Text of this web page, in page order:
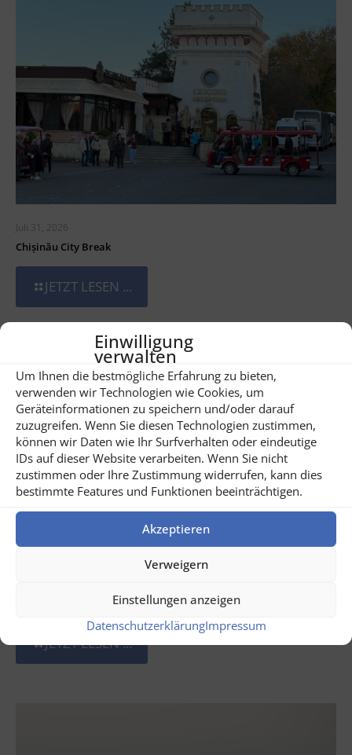
Einwilligung
verwalten
Um Ihnen die bestmögliche Erfahrung zu bieten,
verwenden wir Technologien wie Cookies, um
Geräteinformationen zu speichern und/oder darauf
zuzugreifen. Wenn Sie diesen Technologien zustimmen,
können wir Daten wie Ihr Surfverhalten oder eindeutige
IDs auf dieser Website verarbeiten. Wenn Sie nicht
zustimmen oder Ihre Zustimmung widerrufen, kann dies
bestimmte Features und Funktionen beeinträchtigen.
Akzeptieren
Verweigern
Einstellungen anzeigen
DatenschutzerklärungImpressum
Juli 31, 2026
Chișinău City Break
JETZT LESEN ...
Weinreise Rumänien
JETZT LESEN ...